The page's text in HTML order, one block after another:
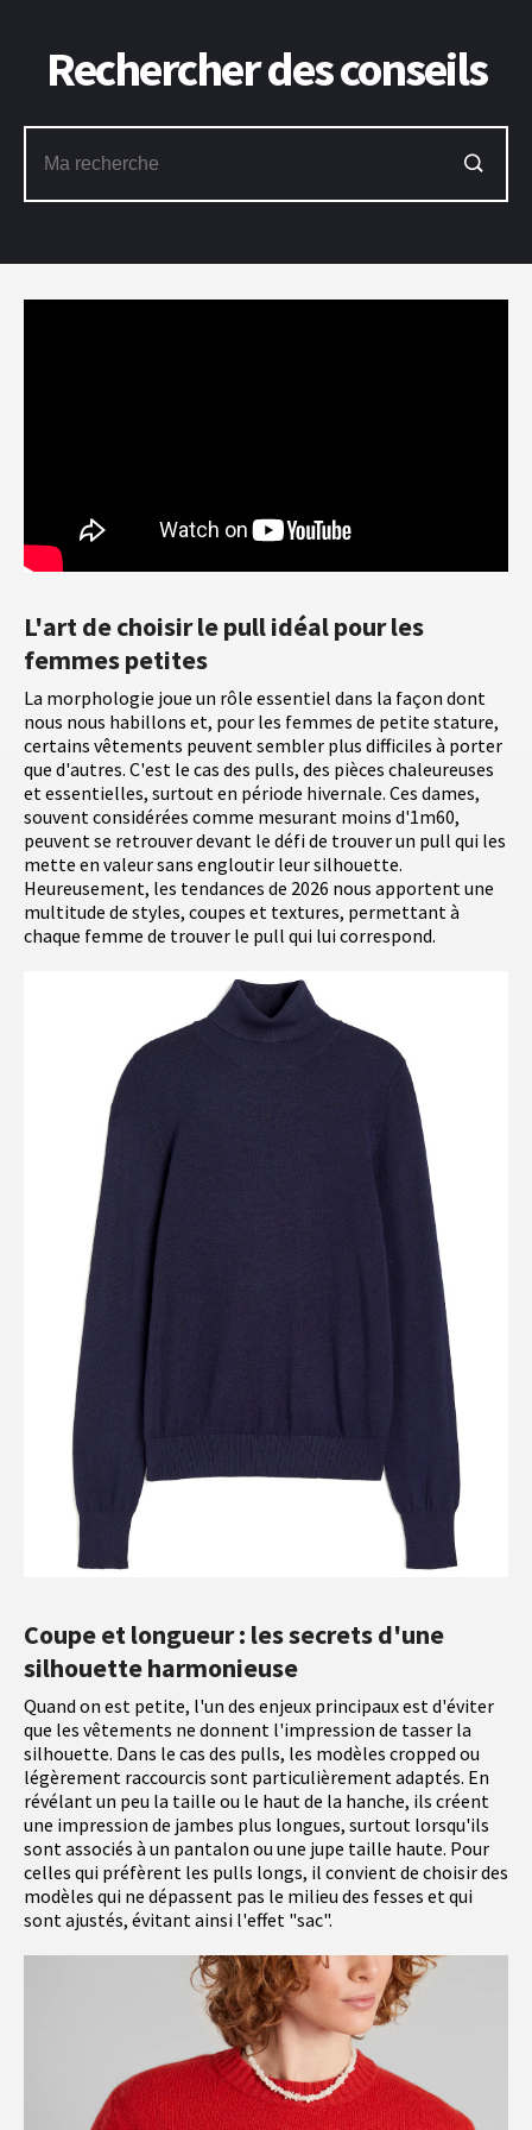
L'art de choisir le pull idéal pour les
femmes petites
La morphologie joue un rôle essentiel dans la façon dont
nous nous habillons et, pour les femmes de petite stature,
certains vêtements peuvent sembler plus difficiles à porter
que d'autres. C'est le cas des pulls, des pièces chaleureuses
et essentielles, surtout en période hivernale. Ces dames,
souvent considérées comme mesurant moins d'1m60,
peuvent se retrouver devant le défi de trouver un pull qui les
mette en valeur sans engloutir leur silhouette.
Heureusement, les tendances de 2026 nous apportent une
multitude de styles, coupes et textures, permettant à
chaque femme de trouver le pull qui lui correspond.
Coupe et longueur : les secrets d'une
silhouette harmonieuse
Quand on est petite, l'un des enjeux principaux est d'éviter
que les vêtements ne donnent l'impression de tasser la
silhouette. Dans le cas des pulls, les modèles cropped ou
légèrement raccourcis sont particulièrement adaptés. En
révélant un peu la taille ou le haut de la hanche, ils créent
une impression de jambes plus longues, surtout lorsqu'ils
sont associés à un pantalon ou une jupe taille haute. Pour
celles qui préfèrent les pulls longs, il convient de choisir des
modèles qui ne dépassent pas le milieu des fesses et qui
sont ajustés, évitant ainsi l'effet "sac".
Rechercher des conseils